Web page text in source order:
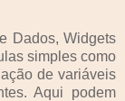
Dados, Widgets
simples como
de variáveis
Aqui podem